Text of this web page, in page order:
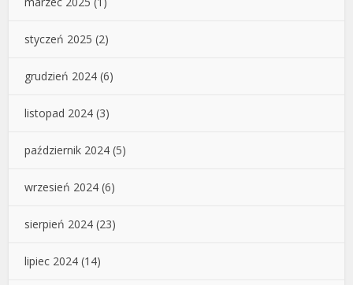
styczeń 2025 (2)
grudzień 2024 (6)
listopad 2024 (3)
październik 2024 (5)
wrzesień 2024 (6)
sierpień 2024 (23)
lipiec 2024 (14)